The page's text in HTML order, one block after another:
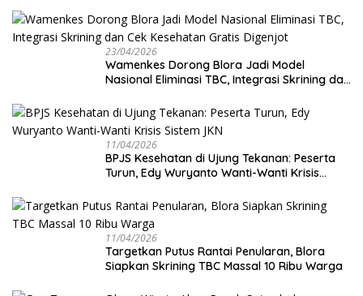
23/04/2026
Wamenkes Dorong Blora Jadi Model
Nasional Eliminasi TBC, Integrasi Skrining dan
11/04/2026
BPJS Kesehatan di Ujung Tekanan: Peserta
Turun, Edy Wuryanto Wanti-Wanti Krisis
11/04/2026
‎Targetkan Putus Rantai Penularan, Blora
Siapkan Skrining TBC Massal 10 Ribu Warga